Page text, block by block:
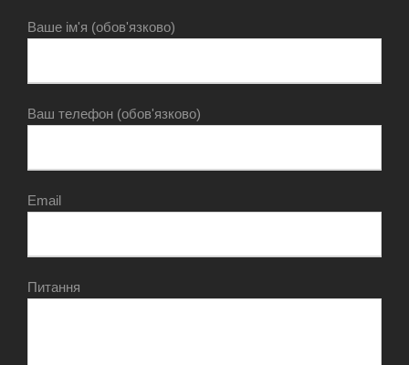
Ваше ім'я (обов'язково)
Ваш телефон (обов'язково)
Email
Питання